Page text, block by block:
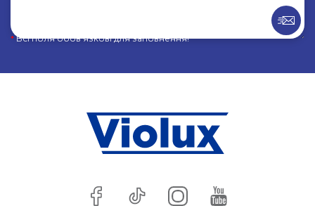
*Всі поля обов’язкові для заповнення!